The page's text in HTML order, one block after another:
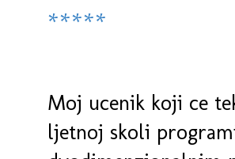
*****
Moj ucenik koji ce
ljetnoj skoli